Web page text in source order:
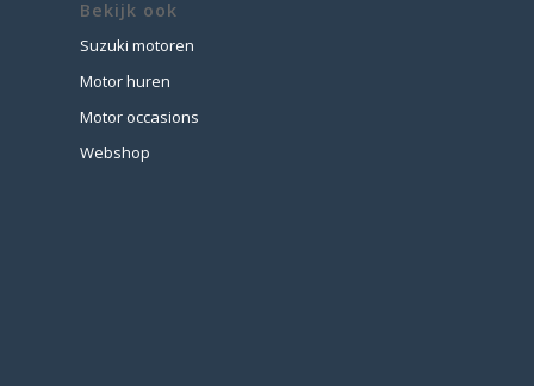
Bekijk ook
Suzuki motoren
Motor huren
Motor occasions
Webshop